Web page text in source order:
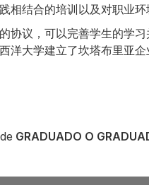
结合的培训以及对职业环
协议，可以完善学生的学
洋大学建立了坎塔布里亚
GRADUADO O